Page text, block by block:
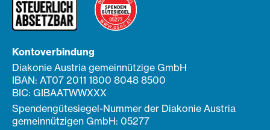
Kontoverbindung
Diakonie Austria gemeinnützige GmbH
IBAN: AT07 2011 1800 8048 8500
BIC: GIBAATWWXXX
Spendengütesiegel-Nummer der Diakonie Austria
gemeinnützigen GmbH: 05277